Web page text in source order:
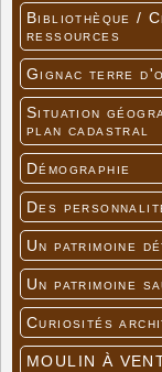
Bibliothèque /
ressources
Gignac terre
Situation
plan cadastral
Démographie
Des
Un patrimoine
Un patrimoine
Curiosités
MOULIN À